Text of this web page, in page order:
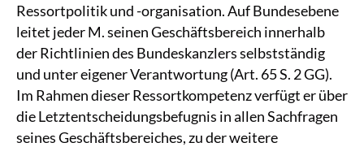
Ressortpolitik und -organisation. Auf Bundesebene
leitet jeder M. seinen Geschäftsbereich innerhalb
der Richtlinien des Bundeskanzlers selbstständig
und unter eigener Verantwortung (Art. 65 S. 2 GG).
Im Rahmen dieser Ressortkompetenz verfügt er über
die Letztentscheidungsbefugnis in allen Sachfragen
seines Geschäftsbereiches, zu der weitere